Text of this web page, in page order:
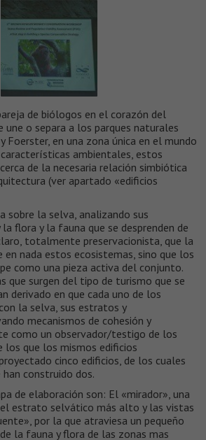
de biólogos en el corazón del
une o separa a los parques naturales
Foerster, en una zona única en el mundo
ambientales, estos
de la necesaria relación simbiótica
(ver apartado «edificios
sobre la selva, analizando sus
flora y la fauna que se desprenden de
totalmente preservacionista, que la
nada estos ecosistemas, sino que los
como una pieza activa del conjunto.
que surgen del tipo de turismo que se
derivado en que cada uno de los
la selva, sus estratos y
mecanismos de cohesión y
como un observador/testigo de los
los que los mismos edificios
cinco edificios, de los cuales
construido dos.
de elaboración son: El «mirador», una
estrato selvático más alto y las vistas
por la que atraviesa un pequeño
la fauna y flora de las zonas mas